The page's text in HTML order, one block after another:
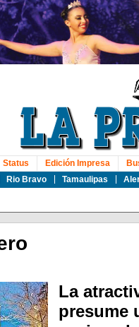
Rio Bravo Tamaulipas
Status Edición Impresa
La
presume